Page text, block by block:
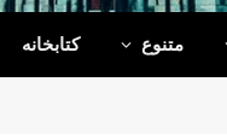
متنوع کتابخانه